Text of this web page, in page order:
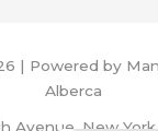
| Powered by
Alberca
Avenue, New